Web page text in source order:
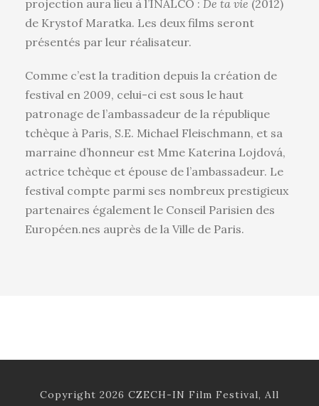
projection aura lieu à l’INALCO : De ta vie (2012)
de Krystof Maratka. Les deux films seront
présentés par leur réalisateur.
Comme c’est la tradition depuis la création de
festival en 2009, celui-ci est sous le haut
patronage de l’ambassadeur de la république
tchèque à Paris, S.E. Michael Fleischmann, et sa
marraine d’honneur est Mme Katerina Lojdová,
actrice tchèque et épouse de l’ambassadeur. Le
festival compte parmi ses nombreux prestigieux
partenaires également le Conseil Parisien des
Européen.nes auprès de la Ville de Paris.
Copyright 2026 CZECH-IN Film Festival, All